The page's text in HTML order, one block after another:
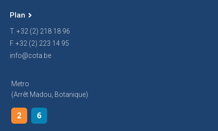
Plan
T. +32 (2) 218 18 96
F. +32 (2) 223 14 95
info@cota.be
Metro
(arrêt Madou, Botanique)
2 6